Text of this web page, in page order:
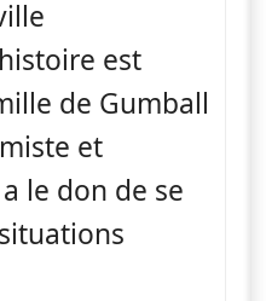
est
de Gumball
et
le don de se